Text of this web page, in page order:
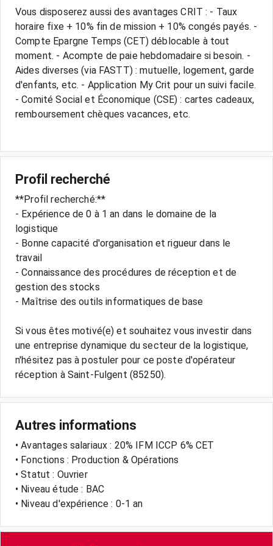
Vous disposerez aussi des avantages CRIT : - Taux
horaire fixe + 10% fin de mission + 10% congés payés. -
Compte Epargne Temps (CET) déblocable à tout
moment. - Acompte de paie hebdomadaire si besoin. -
Aides diverses (via FASTT) : mutuelle, logement, garde
d'enfants, etc. - Application My Crit pour un suivi facile.
- Comité Social et Économique (CSE) : cartes cadeaux,
remboursement chèques vacances, etc.
Profil recherché
**Profil recherché:**
- Expérience de 0 à 1 an dans le domaine de la
logistique
- Bonne capacité d'organisation et rigueur dans le
travail
- Connaissance des procédures de réception et de
gestion des stocks
- Maîtrise des outils informatiques de base
Si vous êtes motivé(e) et souhaitez vous investir dans
une entreprise dynamique du secteur de la logistique,
n'hésitez pas à postuler pour ce poste d'opérateur
Autres informations
• Avantages salariaux : 20% IFM ICCP 6% CET
• Fonctions : Production & Opérations
• Statut : Ouvrier
• Niveau étude : BAC
• Niveau d'expérience : 0-1 an